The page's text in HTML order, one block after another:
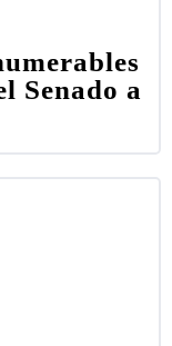
Senado a